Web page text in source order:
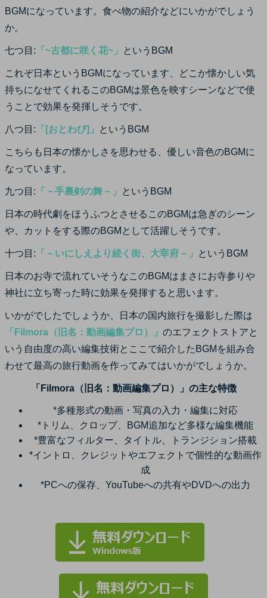
BGMになっています。食べ物の紹介などにいかがでしょう
か。
七つ目: 「~古都に咲く花~」 というBGM
これぞ日本というBGMになっています、どこか懐かしい気
持ちになせてくれるこのBGMは景色を映すシーンなどで使
うことで効果を発揮しそうです。
八つ目: 「[おとわび]」 というBGM
こちらも日本の懐かしさを思わせる、優しい音色のBGMに
なっています。
九つ目: 「－手裏剣の舞－」 というBGM
日本の時代劇をほうふつとさせるこのBGMは急ぎのシーン
や、カットをする際のBGMとして活躍しそうです。
十つ目: 「－いにしえより続く街、大宰府－」 というBGM
日本のお寺で流れていそうなこのBGMはまさにお寺参りや
神社に立ち寄った時に効果を発揮すると思います。
いかがでしたでしょうか、日本の国内旅行を撮影した際は
「Filmora（旧名：動画編集プロ）」 のエフェクトストアと
いう自由度の高い編集技術とここで紹介したBGMを組み合
わせて最高の旅行動画を作ってみてはいかがでしょうか。
「Filmora（旧名：動画編集プロ）」の主な特徴
*多種形式の動画・写真の入力・編集に対応
*トリム、クロップ、BGM追加など多様な編集機能
*豊富なフィルター、タイトル、トランジション搭載
*イントロ、クレジットやエフェクトで個性的な動画作
成
*PCへの保存、YouTubeへの共有やDVDへの出力